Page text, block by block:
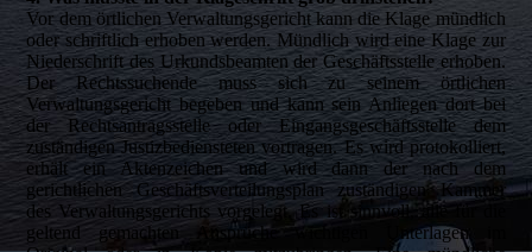
Vor dem örtlichen Verwaltungsgericht kann die Klage mündlich
oder schriftlich erhoben werden. Mündlich wird eine Klage zur
Niederschrift des Urkundsbeamten der Geschäftsstelle erhoben.
Der Rechtssuchende muss sich zu seinem örtlichen
Verwaltungsgericht begeben und kann sein Anliegen dort bei
der Rechtsantragsstelle oder Eingangsgeschäftsstelle dem
zuständigen Justizbediensteten vortragen. Es wird protokolliert,
erhält ein Aktenzeichen und wird dann der nach dem
gerichtlichen Geschäftsverteilungsplan zuständigen Kammer
des Verwaltungsgerichts vorgelegt. Es ist sinnvoll, alle für die
geltend gemachten Ansprüche wichtigen Unterlagen im